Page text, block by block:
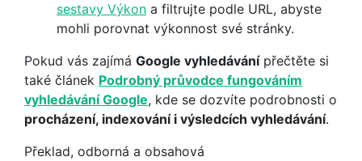
sestavy Výkon a filtrujte podle URL, abyste
mohli porovnat výkonnost své stránky.
Pokud vás zajímá Google vyhledávánípřečtěte si
také článek Podrobný průvodce fungováním
vyhledávání Google, kde se dozvíte podrobnosti o
procházení, indexování i výsledcích vyhledávání.
Překlad, odborná a obsahová